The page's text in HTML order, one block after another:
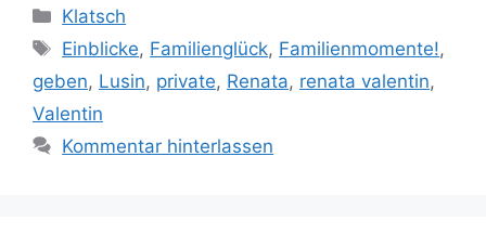
Kategorien
Klatsch
Schlagwörter
Einblicke, Familienglück, Familienmomente!,
geben, Lusin, private, Renata, renata valentin,
Valentin
Kommentar hinterlassen